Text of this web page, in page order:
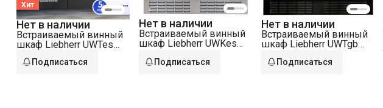
Хит
Нет в наличии
Встраиваемый винный
шкаф Liebherr UWTes
Подписаться
Нет в наличии
Встраиваемый винный
шкаф Liebherr UWKes
Подписаться
Нет в наличии
Встраиваемый винный
шкаф Liebherr UWTgb
стекло
Подписаться